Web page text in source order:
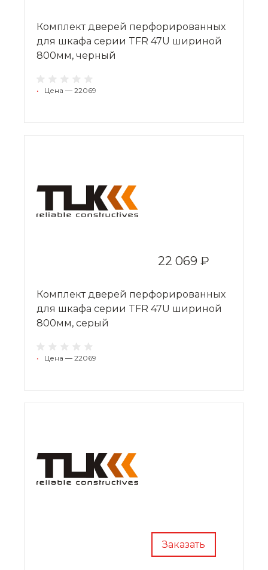
Комплект дверей перфорированных
для шкафа серии TFR 47U шириной
800мм, черный
• Цена — 22069
22 069 ₽
Комплект дверей перфорированных
для шкафа серии TFR 47U шириной
800мм, серый
• Цена — 22069
Заказать